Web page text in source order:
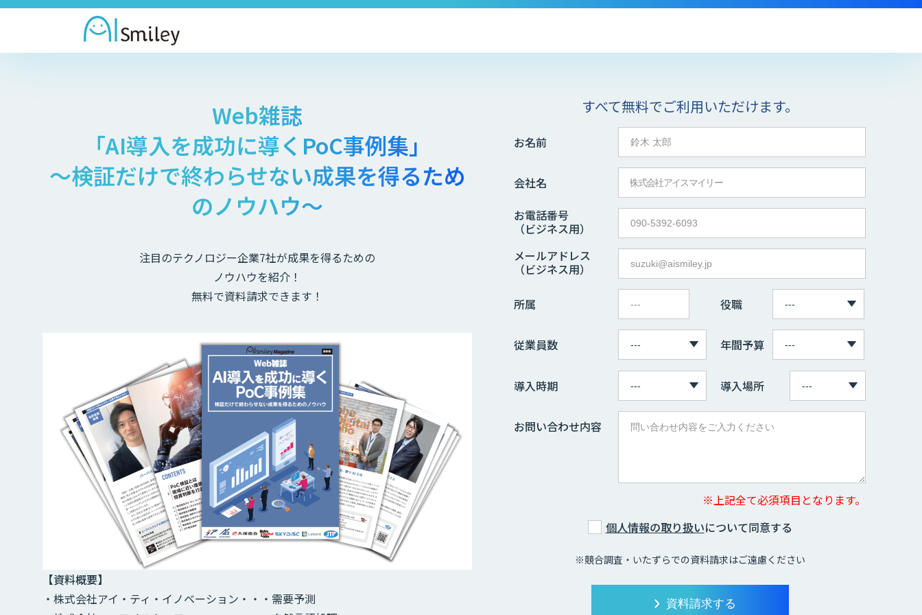
Web雑誌
「AI導入を成功に導くPoC事例集」
〜検証だけで終わらせない成果を得るため
のノウハウ～
注目のテクノロジー企業7社が成果を得るための
ノウハウを紹介！
無料で資料請求できます！
【資料概要】
・株式会社アイ・ティ・イノベーション・・・需要予測
すべて無料でご利用いただけます。
お名前
会社名
お電話番号
（ビジネス用）
メールアドレス
（ビジネス用）
所属 役職
従業員数 年間予算
導入時期 導入場所
お問い合わせ内容
※上記全て必須項目となります。
個人情報の取り扱いについて同意する
※競合調査・いたずらでの資料請求はご遠慮ください